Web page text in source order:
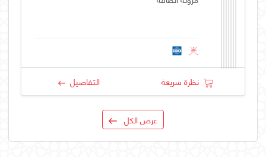
نظرة سريعة التفاصيل
عرض الكل